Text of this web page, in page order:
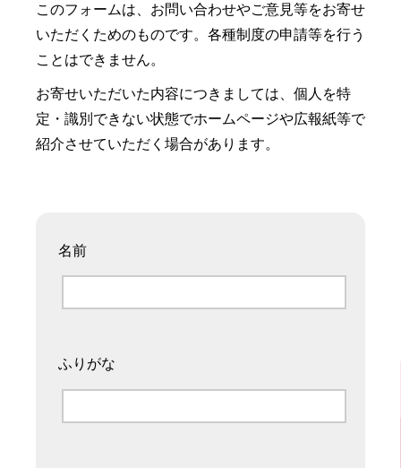
このフォームは、お問い合わせやご意見等をお寄せ
いただくためのものです。各種制度の申請等を行う
ことはできません。
お寄せいただいた内容につきましては、個人を特
定・識別できない状態でホームページや広報紙等で
紹介させていただく場合があります。
名前
ふりがな